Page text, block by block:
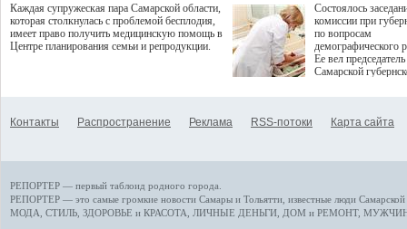
возникающие при
данными
более динамичного
проникновения
сегмент
отраслевое
рассказала Ольга
ходе сессии
качества жизни" в
ПМЭФ 2025. В
Каждая супружеская пара Самарской области,
которая столкнулась с проблемой бесплодия,
имеет право получить медицинскую помощь в
Центре планирования семьи и репродукции.
Состоялось
комиссии при
по вопросам
демографического
Ее вел председатель
Самарской
Контакты Распространение Реклама RSS-потоки Карта сайта
РЕПОРТЕР — первый таблоид родного города.
РЕПОРТЕР — это самые громкие новости Самары и Тольятти, известные люди
МОДА, СТИЛЬ ЗДОРОВЬЕ и КРАСОТА ЛИЧНЫЕ ДЕНЬГИ ДОМ и РЕМОНТ,